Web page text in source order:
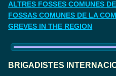
ALTRES FOSSES COMUNES
FOSSAS COMUNES DE LA
GREVES IN THE REGION
BRIGADISTES